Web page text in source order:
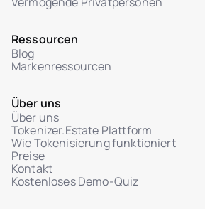
Ressourcen
Blog
Markenressourcen
Über uns
Über uns
Tokenizer.Estate Plattform
Wie Tokenisierung funktioniert
Preise
Kontakt
Kostenloses Demo-Quiz